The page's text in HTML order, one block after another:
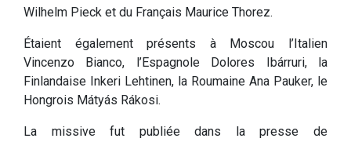
Wilhelm Pieck et du Français Maurice Thorez.
Étaient également présents à Moscou l’Italien
Vincenzo Bianco, l’Espagnole Dolores Ibárruri, la
Finlandaise Inkeri Lehtinen, la Roumaine Ana Pauker, le
Hongrois Mátyás Rákosi.
La missive fut publiée dans la presse de